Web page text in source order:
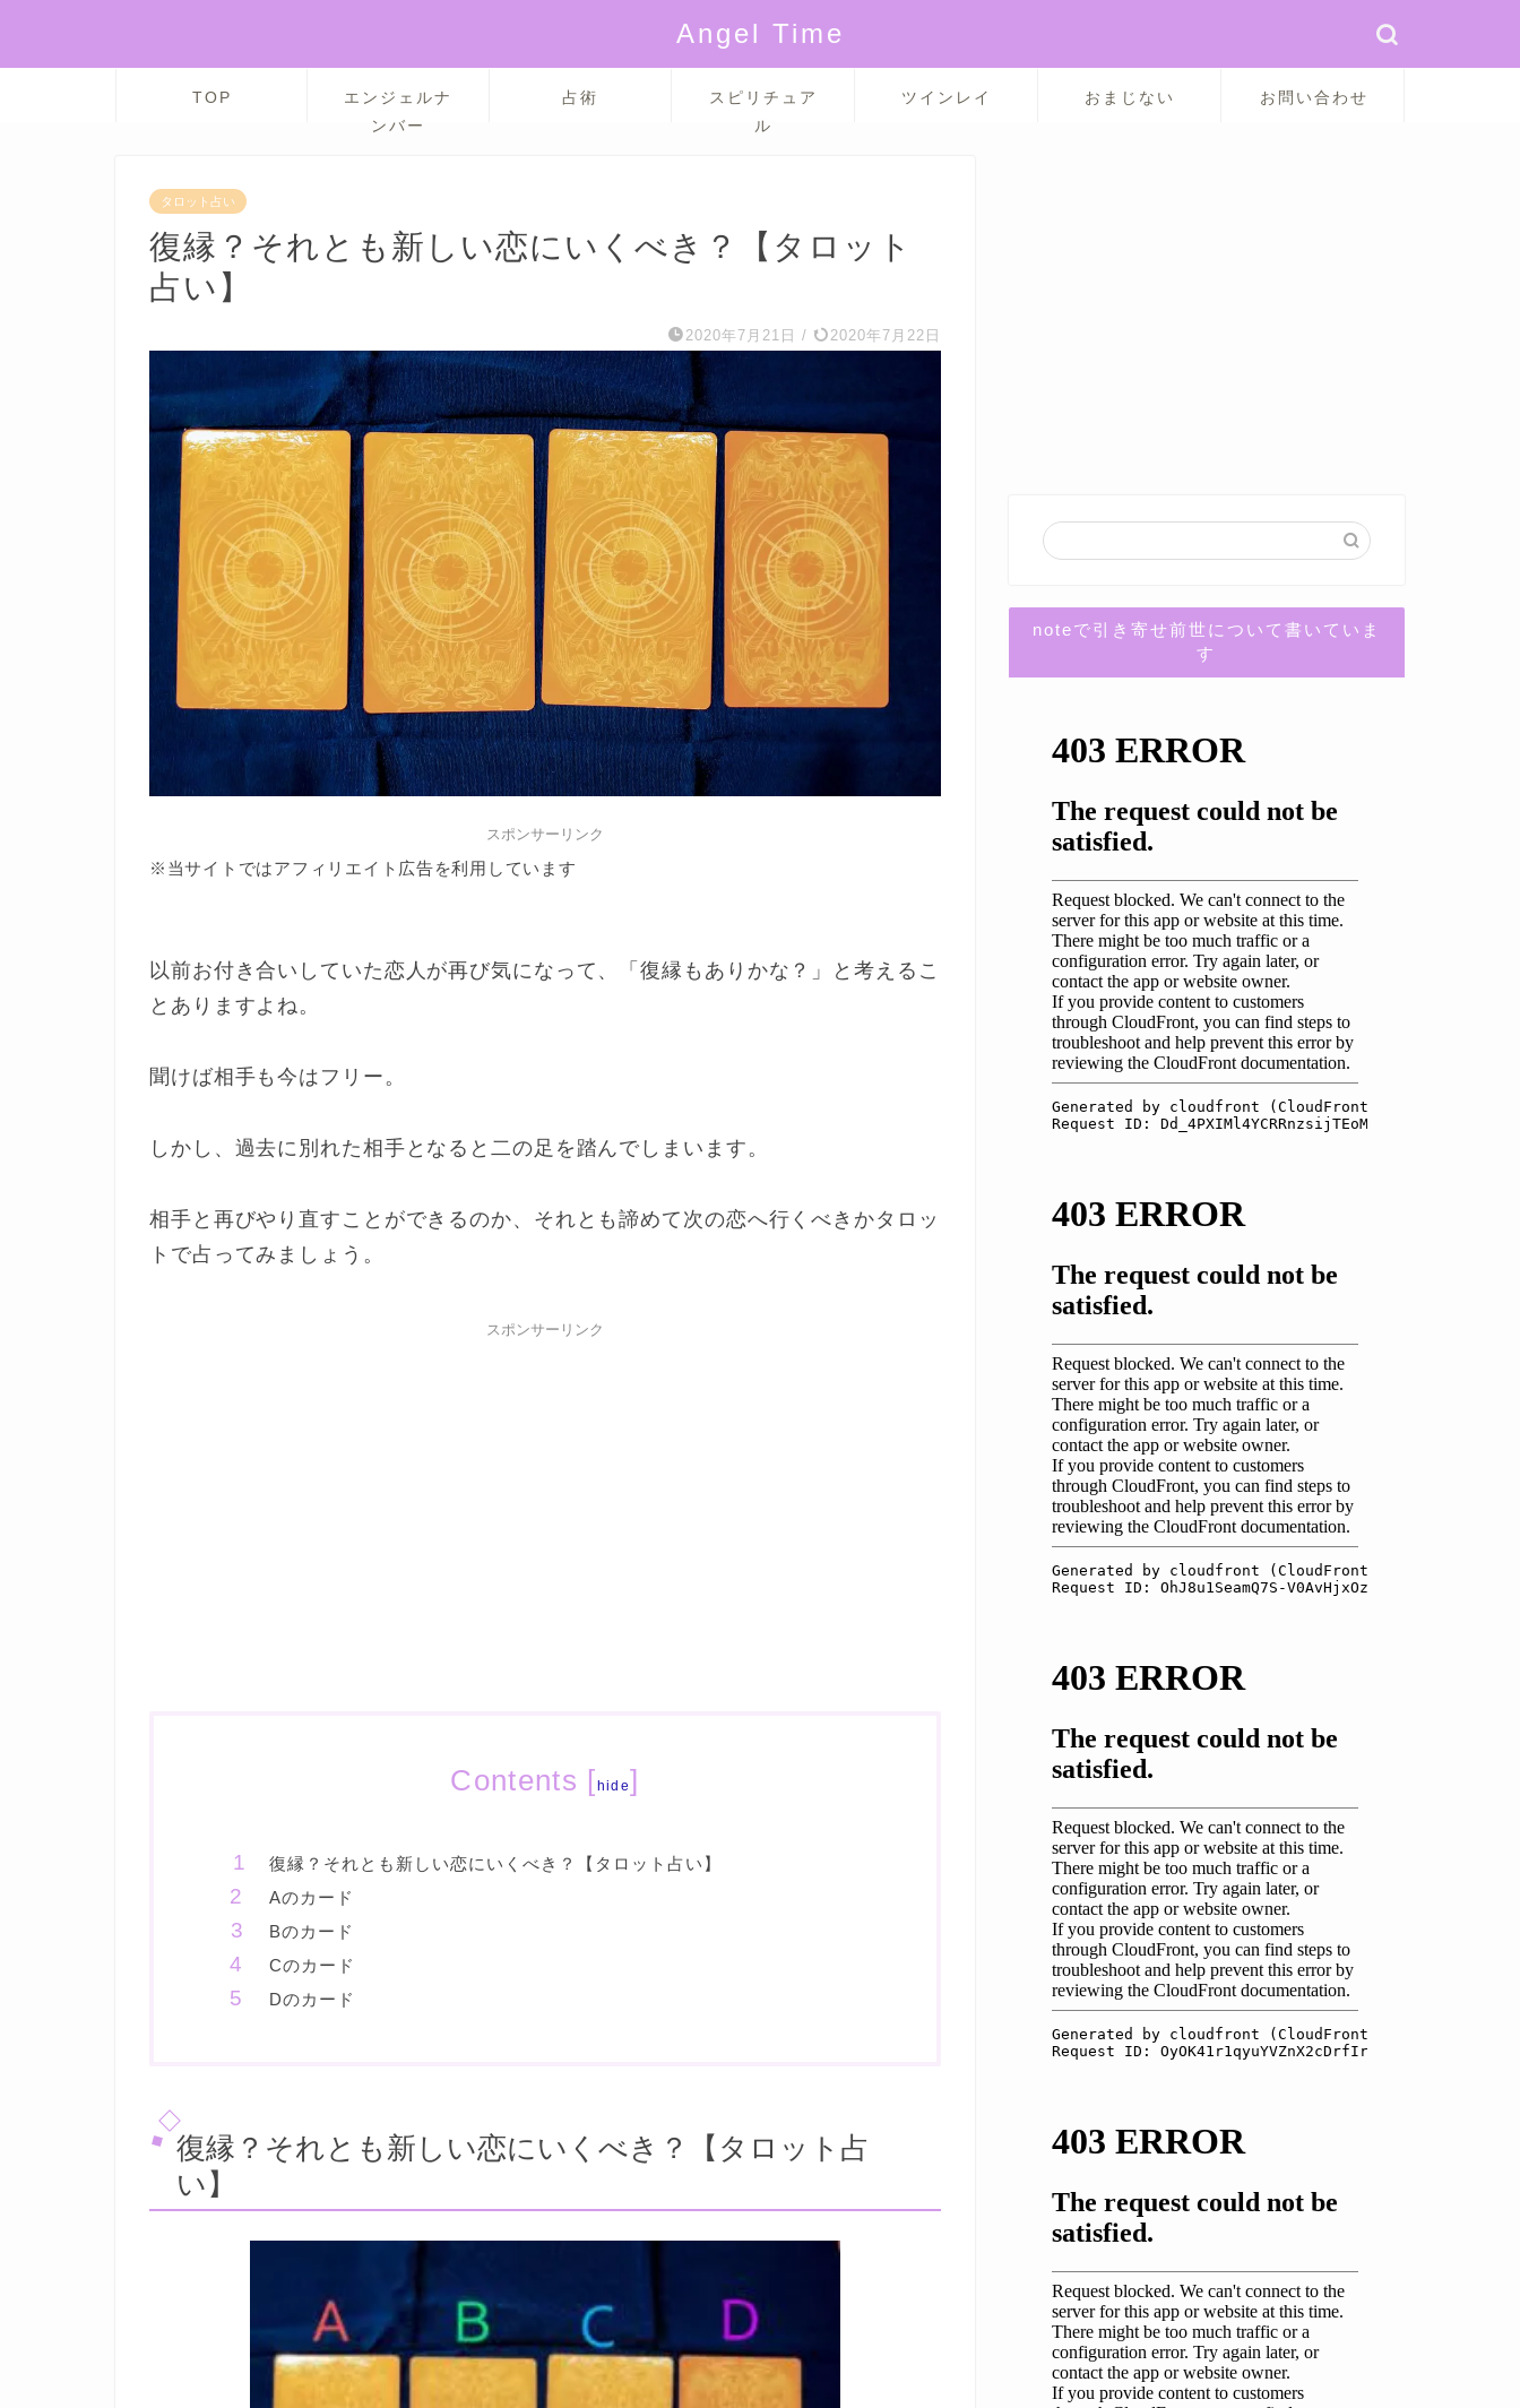
Angel Time
TOP
エンジェルナ
ンバー
占術
スピリチュア
ル
ツインレイ おまじない お問い合わせ
タロット占い
復縁？それとも新しい恋にいくべき？【タロット
占い】
2020年7月21日 / 2020年7月22日
スポンサーリンク
※当サイトではアフィリエイト広告を利用しています
以前お付き合いしていた恋人が再び気になって、「復縁もありかな？」と考えるこ
とありますよね。
聞けば相手も今はフリー。
しかし、過去に別れた相手となると二の足を踏んでしまいます。
相手と再びやり直すことができるのか、それとも諦めて次の恋へ行くべきかタロッ
トで占ってみましょう。
スポンサーリンク
Contents [hide]
復縁？それとも新しい恋にいくべき？【タロット占い】
Aのカード
Bのカード
Cのカード
Dのカード
復縁？それとも新しい恋にいくべき？【タロット占
い】
noteで引き寄せ前世について書いていま
す